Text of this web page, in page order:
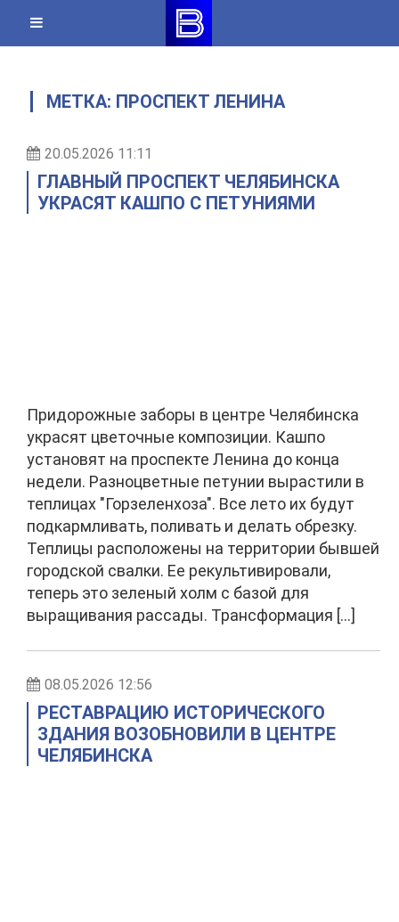
content
МЕТКА: ПРОСПЕКТ ЛЕНИНА
20.05.2026 11:11
ГЛАВНЫЙ ПРОСПЕКТ ЧЕЛЯБИНСКА
УКРАСЯТ КАШПО С ПЕТУНИЯМИ
Придорожные заборы в центре Челябинска
украсят цветочные композиции. Кашпо
установят на проспекте Ленина до конца
недели. Разноцветные петунии вырастили в
теплицах "Горзеленхоза". Все лето их будут
подкармливать, поливать и делать обрезку.
Теплицы расположены на территории бывшей
городской свалки. Ее рекультивировали,
теперь это зеленый холм с базой для
выращивания рассады. Трансформация […]
08.05.2026 12:56
РЕСТАВРАЦИЮ ИСТОРИЧЕСКОГО
ЗДАНИЯ ВОЗОБНОВИЛИ В ЦЕНТРЕ
ЧЕЛЯБИНСКА